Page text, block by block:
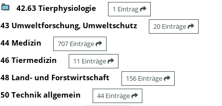
42.63 Tierphysiologie 1 Eintrag
43 Umweltforschung, Umweltschutz 20 Einträge
44 Medizin 707 Einträge
46 Tiermedizin 11 Einträge
48 Land- und Forstwirtschaft 156 Einträge
50 Technik allgemein 44 Einträge